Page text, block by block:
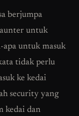
berjumpa
untuk
apa untuk masuk
tidak perlu
ke kedai
security yang
kedai dan